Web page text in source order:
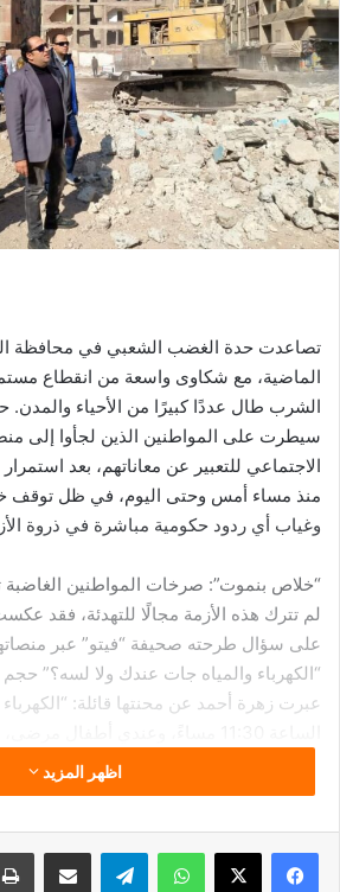
تصاعدت حدة الغضب الشعبي في محافظة
الماضية، مع شكاوى واسعة من انقطاع
الشرب طال عددًا كبيرًا من الأحياء والمدن.
سيطرت على المواطنين الذين لجأوا إلى
الاجتماعي للتعبير عن معاناتهم، بعد
منذ مساء أمس وحتى اليوم، في ظل توقف
وغياب أي ردود حكومية مباشرة في ذروة
“خلاص بنموت”: صرخات المواطنين
لم تترك هذه الأزمة مجالًا للتهدئة، فقد
على سؤال طرحته صحيفة “فيتو” عبر
“الكهرباء والمياه جات عندك ولا لسه؟”
عبرت زهرة أحمد عن محنتها قائلة:
لازم حد يتحرك بسرعة”. بينما لم يتمالك
“الانقطاع مستمر من إمبارح.. والله احنا
يعين اللي بيصلّحوا، بس لازم يكون في بديل
الصرخات تعكس مدى الإحباط والمعاناة
اظهر المزيد
فيسبوك ‫X واتساب تيلقرام مشاركة عبر البريد